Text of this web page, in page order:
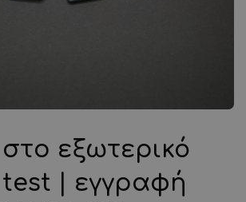
στο εξωτερικό
test | εγγραφή